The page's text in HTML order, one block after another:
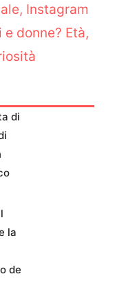
Instagram
donne? Età,
di
la
de